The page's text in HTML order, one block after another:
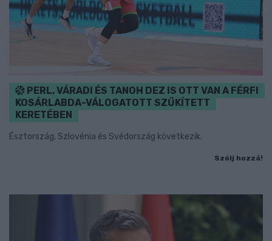
PERL, VÁRADI ÉS TANOH DEZ IS OTT VAN A FÉRFI
KOSÁRLABDA-VÁLOGATOTT SZŰKÍTETT
KERETÉBEN
Észtország, Szlovénia és Svédország következik.
Szólj hozzá!